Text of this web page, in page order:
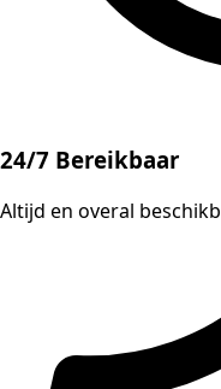
24/7 Bereikbaar
Altijd en overal